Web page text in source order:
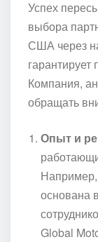
Успех
выбора
США через
гарантирует
Компания,
обращать
Опыт и
Например,
основана
Global